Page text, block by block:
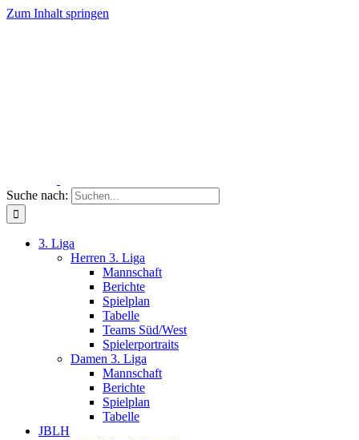
Zum Inhalt springen
Suche nach:
3. Liga
Herren 3. Liga
Mannschaft
Berichte
Spielplan
Tabelle
Teams Süd/West
Spielerportraits
Damen 3. Liga
Mannschaft
Berichte
Spielplan
Tabelle
JBLH